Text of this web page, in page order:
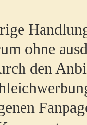
ohne
den